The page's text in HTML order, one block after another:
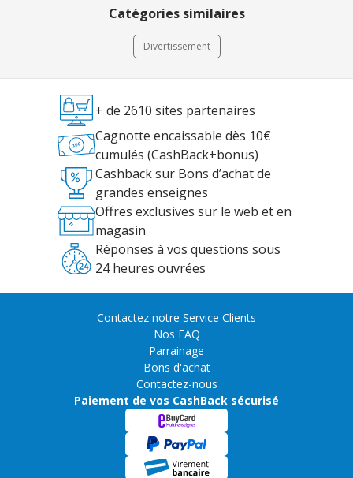
Catégories similaires
Divertissement
+ de 2610 sites partenaires
Cagnotte encaissable dès 10€
cumulés (CashBack+bonus)
Cashback sur Bons d’achat de
grandes enseignes
Offres exclusives sur le web et en
magasin
Réponses à vos questions sous
24 heures ouvrées
Contactez notre Service Clients
Nos FAQ
Parrainage
Bons d'achat
Contactez-nous
Paiement de vos CashBack sécurisé